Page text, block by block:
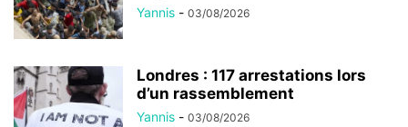
Yannis - 03/08/2026
Londres : 117 arrestations lors
d’un rassemblement
Yannis - 03/08/2026